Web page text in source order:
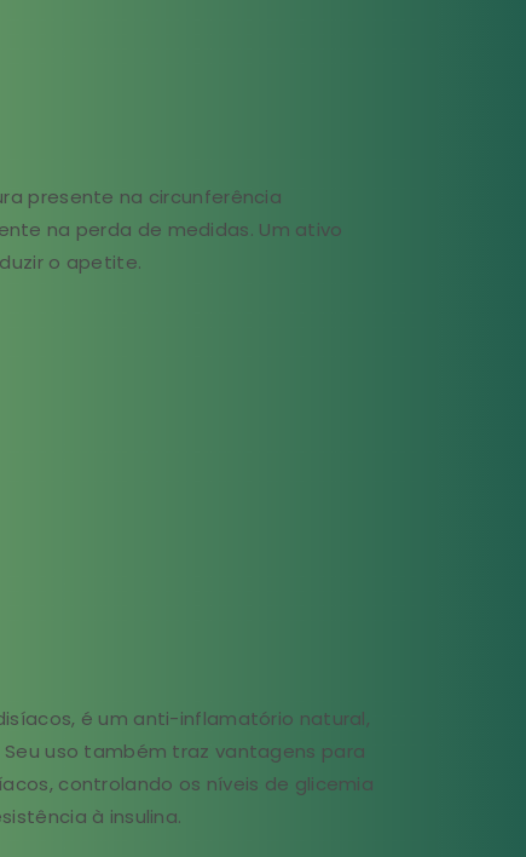
presente na circunferência
na perda de medidas. Um ativo
o apetite.
é um anti-inflamatório natural,
uso também traz vantagens para
controlando os níveis de glicemia
à insulina.